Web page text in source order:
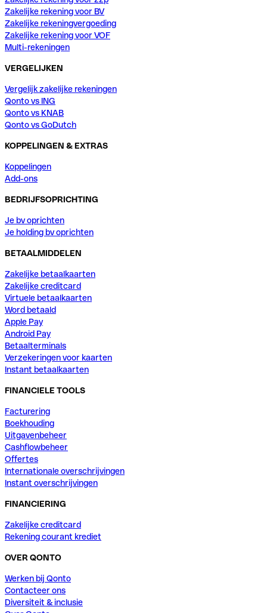
Zakelijke rekening voor BV
Zakelijke rekeningvergoeding
Zakelijke rekening voor VOF
Multi-rekeningen
VERGELIJKEN
Vergelijk zakelijke rekeningen
Qonto vs ING
Qonto vs KNAB
Qonto vs GoDutch
KOPPELINGEN & EXTRAS
Koppelingen
Add-ons
BEDRIJFSOPRICHTING
Je bv oprichten
Je holding bv oprichten
BETAALMIDDELEN
Zakelijke betaalkaarten
Zakelijke creditcard
Virtuele betaalkaarten
Word betaald
Apple Pay
Android Pay
Betaalterminals
Verzekeringen voor kaarten
Instant betaalkaarten
FINANCIELE TOOLS
Facturering
Boekhouding
Uitgavenbeheer
Cashflowbeheer
Offertes
Internationale overschrijvingen
Instant overschrijvingen
FINANCIERING
Zakelijke creditcard
Rekening courant krediet
OVER QONTO
Werken bij Qonto
Contacteer ons
Diversiteit & inclusie